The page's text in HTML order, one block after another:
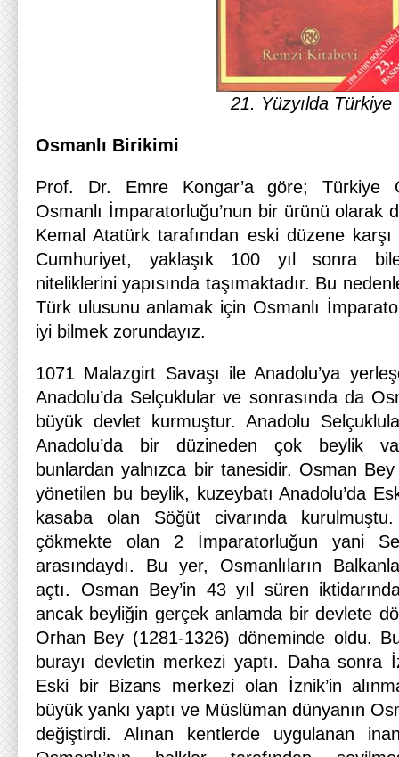
21. Yüzyılda Türkiye
Osmanlı Birikimi
Prof. Dr. Emre Kongar’a göre; Türkiye
Osmanlı İmparatorluğu’nun bir ürünü olarak
Kemal Atatürk tarafından eski düzene
Cumhuriyet, yaklaşık 100 yıl sonra
niteliklerini yapısında taşımaktadır. Bu
Türk ulusunu anlamak için Osmanlı
iyi bilmek zorundayız.
1071 Malazgirt Savaşı ile Anadolu’ya
Anadolu’da Selçuklular ve sonrasında da
büyük devlet kurmuştur. Anadolu
Anadolu’da bir düzineden çok beylik
bunlardan yalnızca bir tanesidir. Osman
yönetilen bu beylik, kuzeybatı Anadolu’da
kasaba olan Söğüt civarında
çökmekte olan 2 İmparatorluğun yani
arasındaydı. Bu yer, Osmanlıların
açtı. Osman Bey’in 43 yıl süren
ancak beyliğin gerçek anlamda bir devlete
Orhan Bey (1281-1326) döneminde oldu.
burayı devletin merkezi yaptı. Daha sonra
Eski bir Bizans merkezi olan İznik’in
büyük yankı yaptı ve Müslüman dünyanın
değiştirdi. Alınan kentlerde uygulanan